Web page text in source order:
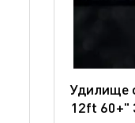
Удилище
12ft 60+"